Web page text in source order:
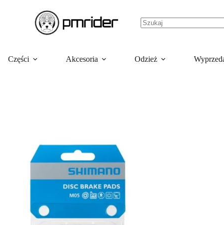
Części Akcesoria Odzież